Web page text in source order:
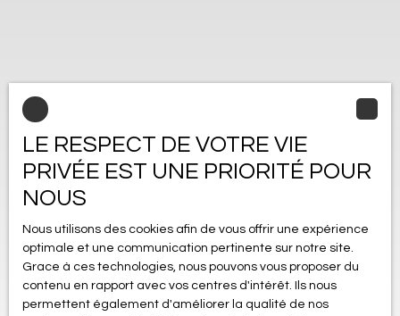
LE RESPECT DE VOTRE VIE
PRIVÉE EST UNE PRIORITÉ POUR
NOUS
Nous utilisons des cookies afin de vous offrir une expérience
optimale et une communication pertinente sur notre site.
Grace à ces technologies, nous pouvons vous proposer du
contenu en rapport avec vos centres d'intérêt. Ils nous
permettent également d'améliorer la qualité de nos